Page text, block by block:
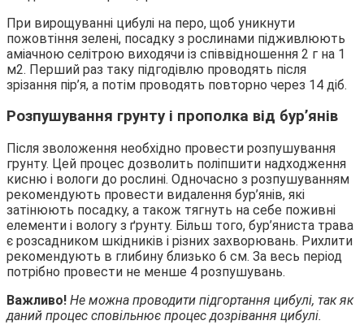
При вирощуванні цибулі на перо, щоб уникнути
пожовтіння зелені, посадку з рослинами підживлюють
аміачною селітрою виходячи із співвідношення 2 г на 1
м2. Перший раз таку підгодівлю проводять після
зрізання пір’я, а потім проводять повторно через 14 діб.
Розпушування грунту і прополка від бур’янів
Після зволоження необхідно провести розпушування
грунту. Цей процес дозволить поліпшити надходження
кисню і вологи до рослині. Одночасно з розпушуванням
рекомендують провести видалення бур’янів, які
затінюють посадку, а також тягнуть на себе поживні
елементи і вологу з ґрунту. Більш того, бур’яниста трава
є розсадником шкідників і різних захворювань. Рихлити
рекомендують в глибину близько 6 см. За весь період
потрібно провести не менше 4 розпушувань.
Важливо! Не можна проводити підгортання цибулі, так як
даний процес сповільнює процес дозрівання цибулі.